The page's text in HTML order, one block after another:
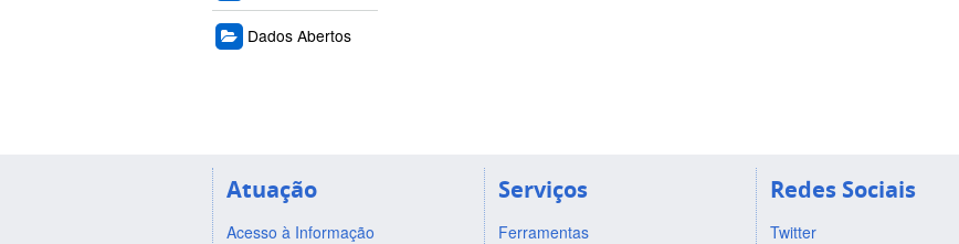
Dados Abertos
Atuação
Acesso à Informação
Serviços
Ferramentas
Redes Sociais
Twitter